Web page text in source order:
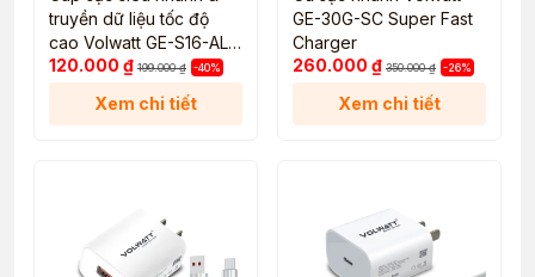
truyền dữ liệu tốc độ
cao Volwatt GE-S16-AL
USB-A to Lightning
120.000 ₫ 199.000₫ -40%
Xem chi tiết
GE-30G-SC Super Fast
Charger
260.000 ₫ 350.000₫ -26%
Xem chi tiết